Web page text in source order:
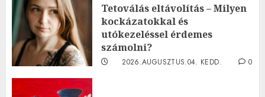
Tetoválás eltávolítás – Milyen
kockázatokkal és
utókezeléssel érdemes
számolni?
2026.AUGUSZTUS.04. KEDD.
0